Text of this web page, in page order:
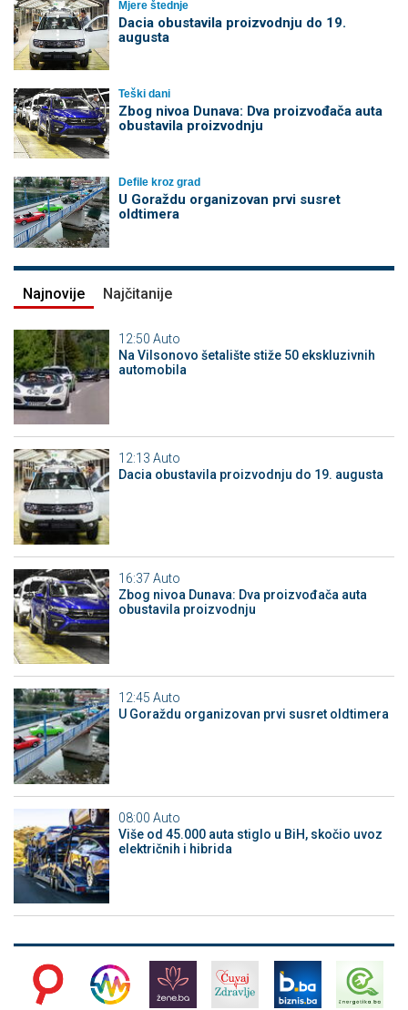
Mjere štednje
Dacia obustavila proizvodnju do 19.
augusta
Teški dani
Zbog nivoa Dunava: Dva proizvođača auta
obustavila proizvodnju
Defile kroz grad
U Goraždu organizovan prvi susret
oldtimera
Najnovije Najčitanije
12:50 Auto
Na Vilsonovo šetalište stiže 50 ekskluzivnih
automobila
12:13 Auto
Dacia obustavila proizvodnju do 19. augusta
16:37 Auto
Zbog nivoa Dunava: Dva proizvođača auta
obustavila proizvodnju
12:45 Auto
U Goraždu organizovan prvi susret oldtimera
08:00 Auto
Više od 45.000 auta stiglo u BiH, skočio uvoz
električnih i hibrida